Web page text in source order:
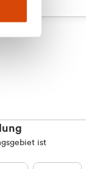
ist